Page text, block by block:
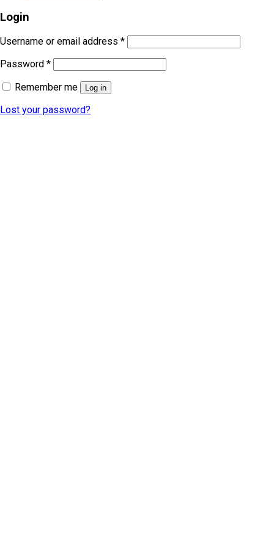
Login
Username or email address *
Password *
Remember me
Log in
Lost your password?